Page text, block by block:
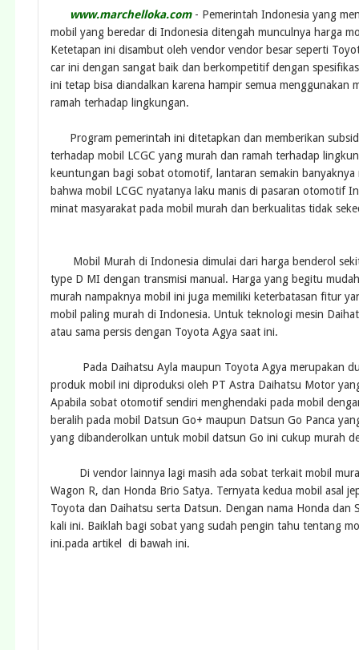
www.marchelloka.com- Pemerintah Indonesia yang
mobil yang beredar di Indonesia ditengah munculnya harga
Ketetapan ini disambut oleh vendor vendor besar seperti
car ini dengan sangat baik dan berkompetitif dengan
ini tetap bisa diandalkan karena hampir semua menggunakan
ramah terhadap lingkungan.
Program pemerintah ini ditetapkan dan memberikan
terhadap mobil LCGC yang murah dan ramah terhadap
keuntungan bagi sobat otomotif, lantaran semakin
bahwa mobil LCGC nyatanya laku manis di pasaran otomotif
minat masyarakat pada mobil murah dan berkualitas tidak
Mobil Murah di Indonesia dimulai dari harga benderol
type D MI dengan transmisi manual. Harga yang begitu
murah nampaknya mobil ini juga memiliki keterbatasan fitur
mobil paling murah di Indonesia. Untuk teknologi mesin
atau sama persis dengan Toyota Agya saat ini.
Pada Daihatsu Ayla maupun Toyota Agya merupakan
produk mobil ini diproduksi oleh PT Astra Daihatsu Motor
Apabila sobat otomotif sendiri menghendaki pada mobil
beralih pada mobil Datsun Go+ maupun Datsun Go Panca
yang dibanderolkan untuk mobil datsun Go ini cukup murah
Di vendor lainnya lagi masih ada sobat terkait mobil
Wagon R, dan Honda Brio Satya. Ternyata kedua mobil asal
Toyota dan Daihatsu serta Datsun. Dengan nama Honda
kali ini. Baiklah bagi sobat yang sudah pengin tahu tentang
ini.pada artikel di bawah ini.